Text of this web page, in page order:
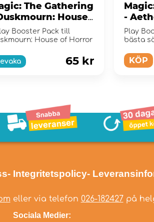
The Gathering
House
Play
Pack
Booster Pack till
House of Horror
65 kr
-
Play
bästa
KÖP
- Integritetspolicy-
eller via telefon 026-182427på
Sociala Medier: